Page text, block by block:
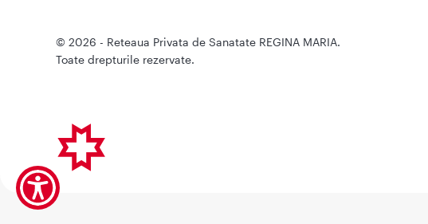
© 2026 - Reteaua Privata de Sanatate REGINA MARIA.
Toate drepturile rezervate.